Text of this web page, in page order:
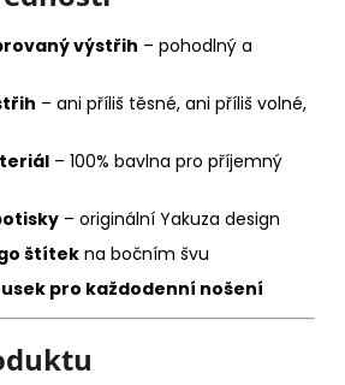
výstřih – pohodlný a
– ani příliš těsné, ani příliš volné,
– 100% bavlna pro příjemný
– originální Yakuza design
štítek na bočním švu
pro každodenní nošení